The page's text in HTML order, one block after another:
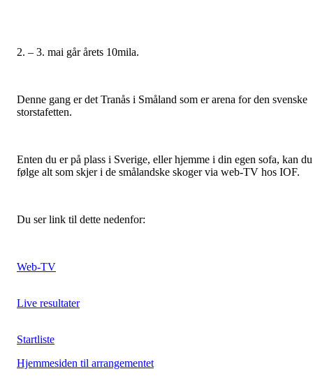
2. – 3. mai går årets 10mila.
Denne gang er det Tranås i Småland som er arena for den svenske
storstafetten.
Enten du er på plass i Sverige, eller hjemme i din egen sofa, kan du
følge alt som skjer i de smålandske skoger via web-TV hos IOF.
Du ser link til dette nedenfor:
Web-TV
Live resultater
Startliste
Hjemmesiden til arrangementet